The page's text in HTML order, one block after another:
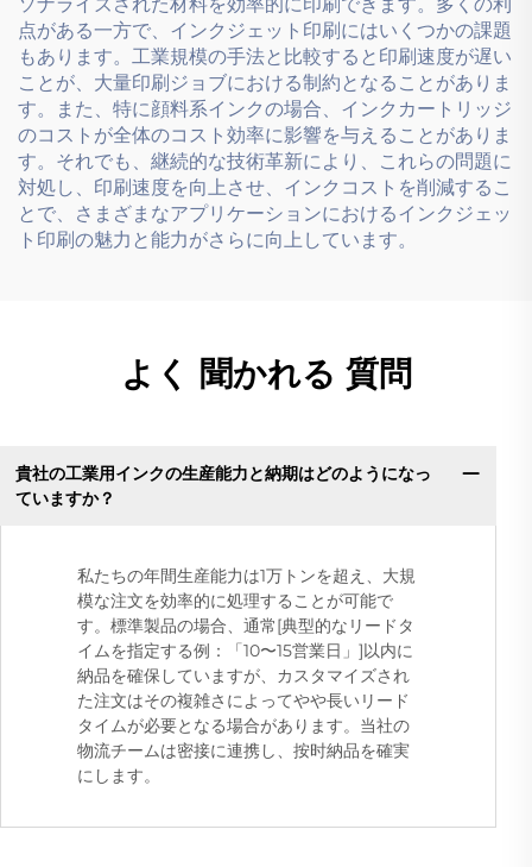
点がある一方で、インクジェット印刷にはいくつかの課題
もあります。工業規模の手法と比較すると印刷速度が遅い
ことが、大量印刷ジョブにおける制約となることがありま
す。また、特に顔料系インクの場合、インクカートリッジ
のコストが全体のコスト効率に影響を与えることがありま
す。それでも、継続的な技術革新により、これらの問題に
対処し、印刷速度を向上させ、インクコストを削減するこ
とで、さまざまなアプリケーションにおけるインクジェッ
ト印刷の魅力と能力がさらに向上しています。
よく 聞かれる 質問
貴社の工業用インクの生産能力と納期はどのようになっ
ていますか？
私たちの年間生産能力は1万トンを超え、大規
模な注文を効率的に処理することが可能で
す。標準製品の場合、通常[典型的なリードタ
イムを指定する例：「10〜15営業日」]以内に
納品を確保していますが、カスタマイズされ
た注文はその複雑さによってやや長いリード
タイムが必要となる場合があります。当社の
物流チームは密接に連携し、按时納品を確実
にします。